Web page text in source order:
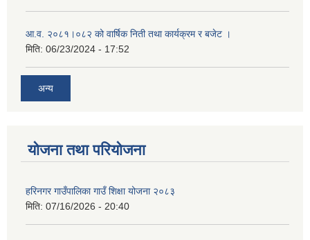
आ.व. २०८१।०८२ को वार्षिक निती तथा कार्यक्रम र बजेट ।
मिति: 06/23/2024 - 17:52
अन्य
योजना तथा परियोजना
हरिनगर गाउँपालिका गाउँ शिक्षा योजना २०८३
मिति: 07/16/2026 - 20:40